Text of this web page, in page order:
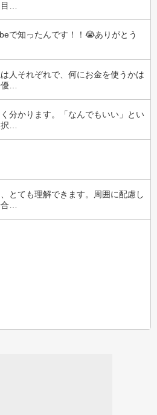
…
で知ったんです！！😭ありがとう
人それぞれで、何にお金を使うかは
…
分かります。「なんでもいい」とい
…
とても理解できます。周囲に配慮し
…